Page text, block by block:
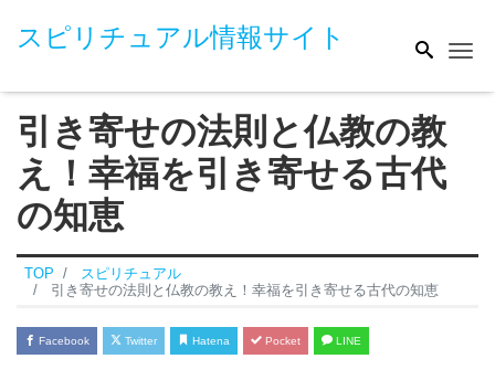
スピリチュアル情報サイト
引き寄せの法則と仏教の教
え！幸福を引き寄せる古代
の知恵
TOP
スピリチュアル
引き寄せの法則と仏教の教え！幸福を引き寄せる古代の知恵
Facebook Twitter Hatena Pocket LINE